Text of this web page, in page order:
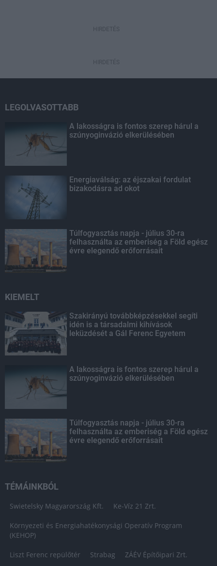
HIRDETÉS
HIRDETÉS
LEGOLVASOTTABB
A lakosságra is fontos szerep hárul a
szúnyoginvázió elkerülésében
Energiaválság: az éjszakai fordulat
bizakodásra ad okot
Túlfogyasztás napja - július 30-ra
felhasználta az emberiség a Föld egész
évre elegendő erőforrásait
KIEMELT
Szakirányú továbbképzésekkel segíti
idén is a társadalmi kihívások
leküzdését a Gál Ferenc Egyetem
A lakosságra is fontos szerep hárul a
szúnyoginvázió elkerülésében
Túlfogyasztás napja - július 30-ra
felhasználta az emberiség a Föld egész
évre elegendő erőforrásait
TÉMÁINKBÓL
Swietelsky Magyarország Kft. Ke-Víz 21 Zrt.
Környezeti és Energiahatékonysági Operatív Program
(KEHOP)
Liszt Ferenc repülőtér Strabag ZÁÉV Építőipari Zrt.